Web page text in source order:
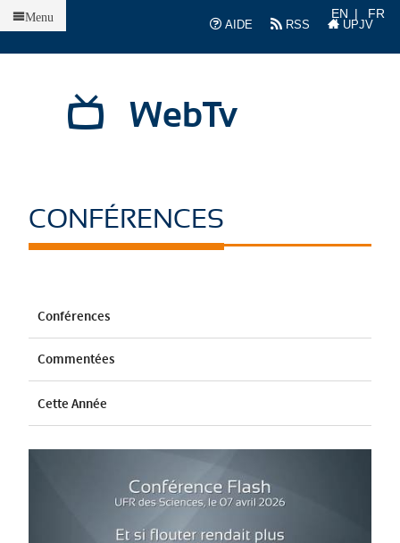
AIDE
RSS UPJV
EN FR
WebTv
Menu
CONFÉRENCES
Conférences
Commentées
Cette Année